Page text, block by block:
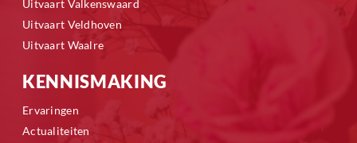
Uitvaart Valkenswaard
Uitvaart Veldhoven
Uitvaart Waalre
KENNISMAKING
Ervaringen
Actualiteiten